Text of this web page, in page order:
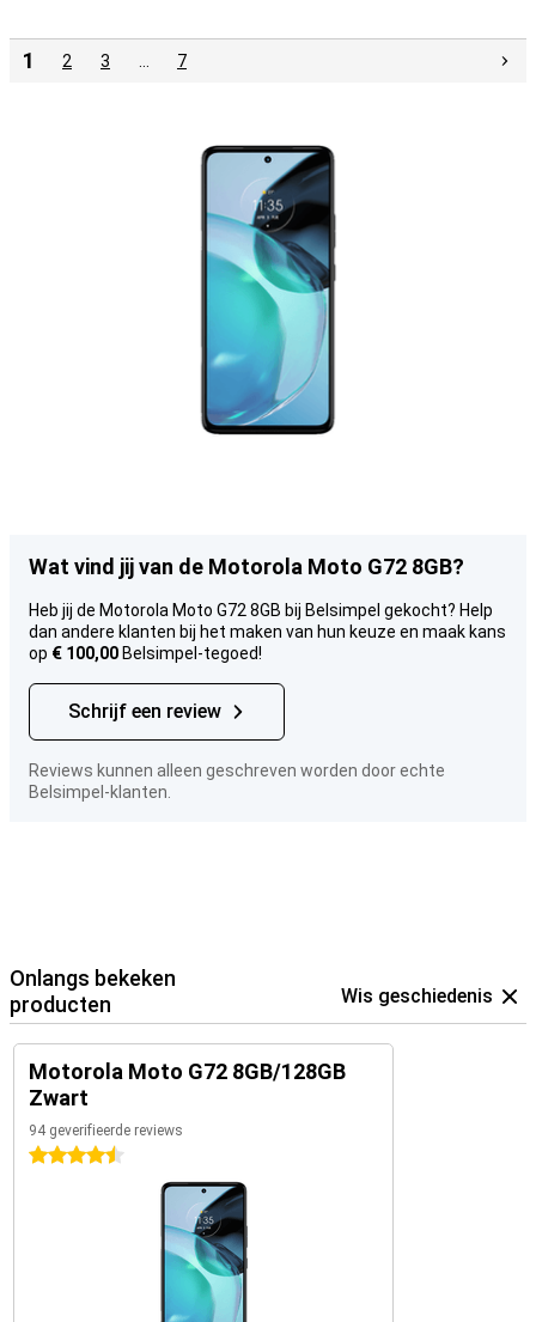
1 2 3 7
Wat vind jij van de Motorola Moto G72 8GB?
Heb jij de Motorola Moto G72 8GB bij Belsimpel gekocht? Help
dan andere klanten bij het maken van hun keuze en maak kans
op € 100,00 Belsimpel-tegoed!
Schrijf een review
Reviews kunnen alleen geschreven worden door echte
Belsimpel-klanten.
Onlangs bekeken
producten
Wis geschiedenis
Motorola Moto G72 8GB/128GB
Zwart
94 geverifieerde reviews
4.5 sterren